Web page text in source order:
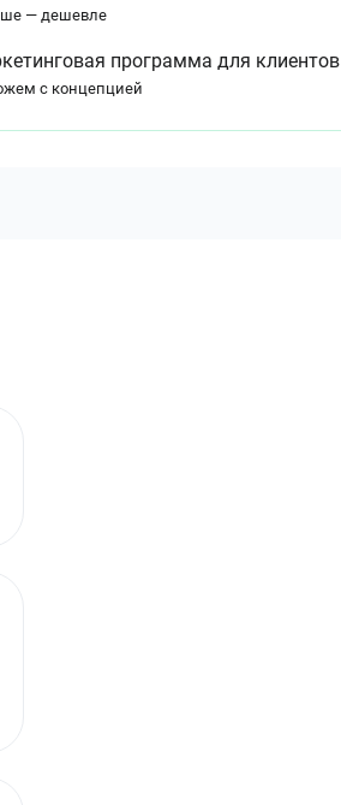
— дешевле
программа для клиентов
с концепцией